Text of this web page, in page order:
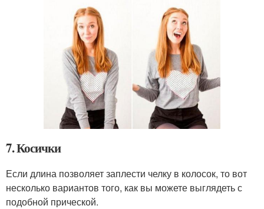
7. Косички
Если длина позволяет заплести челку в колосок, то вот
несколько вариантов того, как вы можете выглядеть с
подобной прической.